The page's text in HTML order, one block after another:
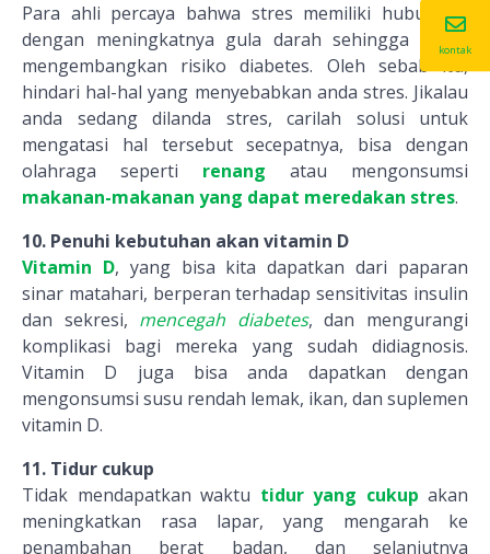
Para ahli percaya bahwa stres memiliki hubungan
dengan meningkatnya gula darah sehingga dapat
mengembangkan risiko diabetes. Oleh sebab itu,
hindari hal-hal yang menyebabkan anda stres. Jikalau
anda sedang dilanda stres, carilah solusi untuk
mengatasi hal tersebut secepatnya, bisa dengan
olahraga seperti renang atau mengonsumsi
makanan-makanan yang dapat meredakan stres.
10. Penuhi kebutuhan akan vitamin D
Vitamin D, yang bisa kita dapatkan dari paparan
sinar matahari, berperan terhadap sensitivitas insulin
dan sekresi, mencegah diabetes, dan mengurangi
komplikasi bagi mereka yang sudah didiagnosis.
Vitamin D juga bisa anda dapatkan dengan
mengonsumsi susu rendah lemak, ikan, dan suplemen
vitamin D.
11. Tidur cukup
Tidak mendapatkan waktu tidur yang cukup akan
meningkatkan rasa lapar, yang mengarah ke
penambahan berat badan, dan selanjutnya
kontak